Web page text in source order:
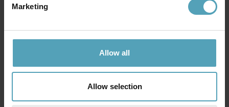
Marketing
Allow all
Allow selection
719 kr
Clubs spotlight